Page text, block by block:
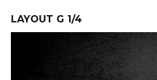
LAYOUT G 1/4